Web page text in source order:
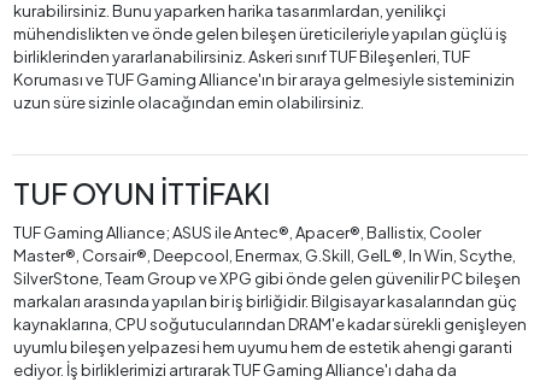
kurabilirsiniz. Bunu yaparken harika tasarımlardan, yenilikçi
mühendislikten ve önde gelen bileşen üreticileriyle yapılan güçlü iş
birliklerinden yararlanabilirsiniz. Askeri sınıf TUF Bileşenleri, TUF
Koruması ve TUF Gaming Alliance'ın bir araya gelmesiyle sisteminizin
uzun süre sizinle olacağından emin olabilirsiniz.
TUF OYUN İTTİFAKI
TUF Gaming Alliance; ASUS ile Antec®, Apacer®, Ballistix, Cooler
Master®, Corsair®, Deepcool, Enermax, G.Skill, GeIL®, In Win, Scythe,
SilverStone, Team Group ve XPG gibi önde gelen güvenilir PC bileşen
markaları arasında yapılan bir iş birliğidir. Bilgisayar kasalarından güç
kaynaklarına, CPU soğutucularından DRAM'e kadar sürekli genişleyen
uyumlu bileşen yelpazesi hem uyumu hem de estetik ahengi garanti
ediyor. İş birliklerimizi artırarak TUF Gaming Alliance'ı daha da